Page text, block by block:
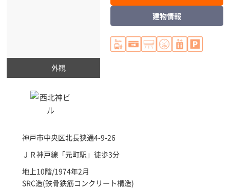
外観
神戸市中央区北長狭通4-9-26
ＪＲ神戸線「元町駅 」徒歩3分
地上10階/1974年2月
SRC造(鉄骨鉄筋コンクリート構造)
建物情報